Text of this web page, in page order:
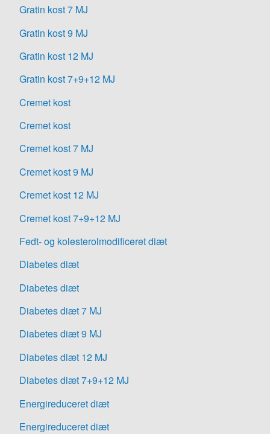
Gratin kost 7 MJ
Gratin kost 9 MJ
Gratin kost 12 MJ
Gratin kost 7+9+12 MJ
Cremet kost
Cremet kost
Cremet kost 7 MJ
Cremet kost 9 MJ
Cremet kost 12 MJ
Cremet kost 7+9+12 MJ
Fedt- og kolesterolmodificeret diæt
Diabetes diæt
Diabetes diæt
Diabetes diæt 7 MJ
Diabetes diæt 9 MJ
Diabetes diæt 12 MJ
Diabetes diæt 7+9+12 MJ
Energireduceret diæt
Energireduceret diæt